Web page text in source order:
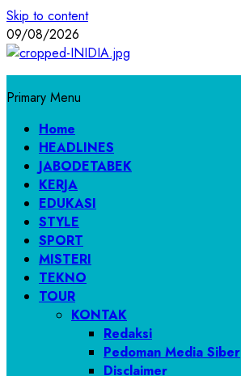
Skip to content
09/08/2026
Primary Menu
Home
HEADLINES
JABODETABEK
KERJA
EDUKASI
STYLE
SPORT
MISTERI
TEKNO
TOUR
KONTAK
Redaksi
Pedoman Media Siber
Disclaimer